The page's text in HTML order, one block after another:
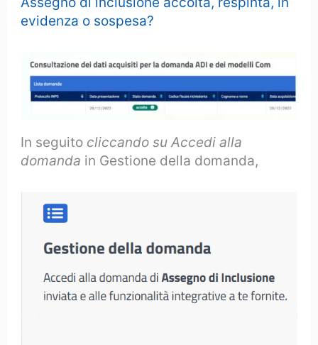
evidenza o sospesa?
In seguito cliccando su Accedi alla
domanda in Gestione della domanda,